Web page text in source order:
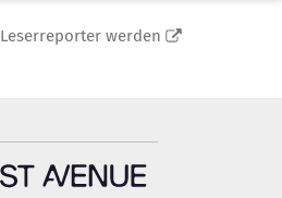
Leserreporter werden